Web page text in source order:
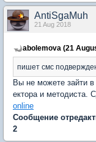
AntiSgaMuh
21 Aug 2018
abolemova (21
пишет смс
Вы не можете зайти
ектора и методиста.
online
Сообщение
2